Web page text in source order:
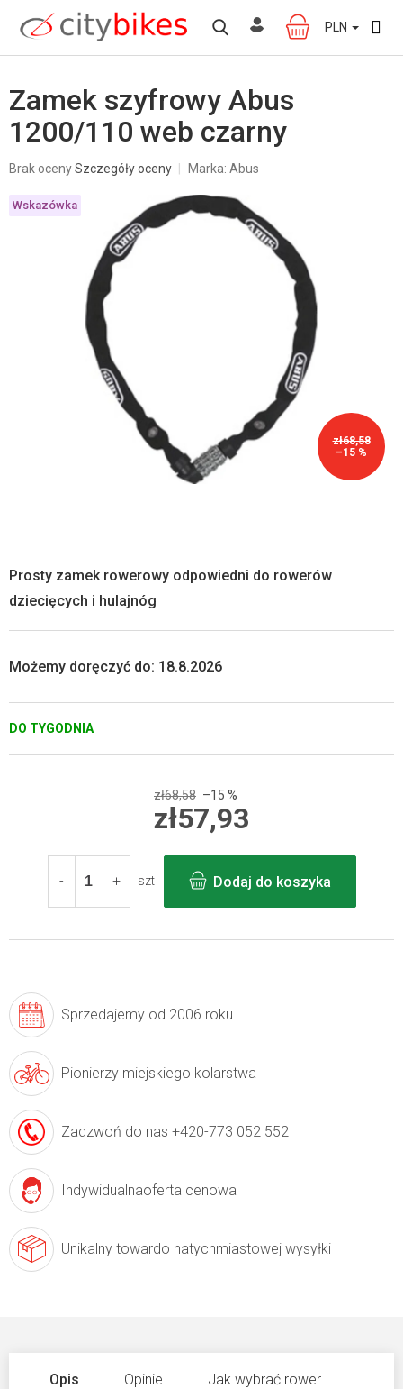
treści
KOSZYK
PLN
Zamek szyfrowy Abus
1200/110 web czarny
Średnia
produktu
wynosi
Brak ocenySzczegóły oceny Marka: Abus
zł68,58
–15 %
Wskazówka
DO TYGODNIA
Możemy doręczyć do: 18.8.2026
Prosty zamek rowerowy odpowiedni do rowerów
dziecięcych i hulajnóg
zł68,58 –15 %
zł57,93
jednostkowa:
szt
Dodaj do koszyka
Sprzedajemy od 2006 roku
Pionierzy miejskiego kolarstwa
Zadzwoń do nas +420-773 052 552
Indywidualnaoferta cenowa
Unikalny towardo natychmiastowej wysyłki
Opis Opinie Jak wybrać rower